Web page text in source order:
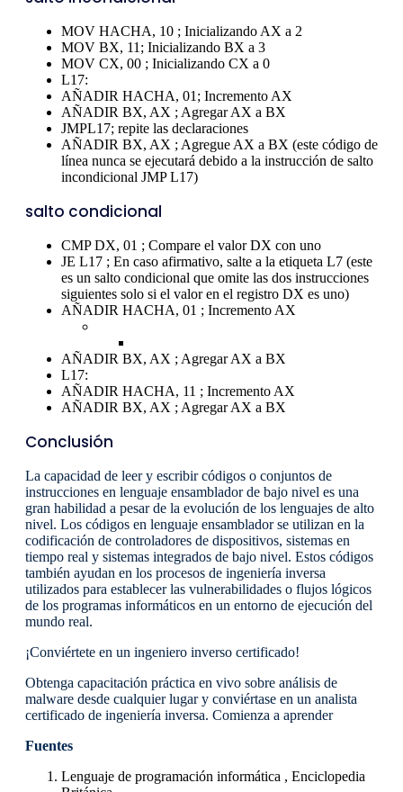
MOV HACHA, 10 ; Inicializando AX a 2
MOV BX, 11; Inicializando BX a 3
MOV CX, 00 ; Inicializando CX a 0
L17:
AÑADIR HACHA, 01; Incremento AX
AÑADIR BX, AX ; Agregar AX a BX
JMPL17; repite las declaraciones
AÑADIR BX, AX ; Agregue AX a BX (este código de
línea nunca se ejecutará debido a la instrucción de salto
incondicional JMP L17)
salto condicional
CMP DX, 01 ; Compare el valor DX con uno
JE L17 ; En caso afirmativo, salte a la etiqueta L7 (este
es un salto condicional que omite las dos instrucciones
siguientes solo si el valor en el registro DX es uno)
AÑADIR HACHA, 01 ; Incremento AX
AÑADIR BX, AX ; Agregar AX a BX
L17:
AÑADIR HACHA, 11 ; Incremento AX
AÑADIR BX, AX ; Agregar AX a BX
Conclusión
La capacidad de leer y escribir códigos o conjuntos de
instrucciones en lenguaje ensamblador de bajo nivel es una
gran habilidad a pesar de la evolución de los lenguajes de alto
nivel. Los códigos en lenguaje ensamblador se utilizan en la
codificación de controladores de dispositivos, sistemas en
tiempo real y sistemas integrados de bajo nivel. Estos códigos
también ayudan en los procesos de ingeniería inversa
utilizados para establecer las vulnerabilidades o flujos lógicos
de los programas informáticos en un entorno de ejecución del
mundo real.
¡Conviértete en un ingeniero inverso certificado!
Obtenga capacitación práctica en vivo sobre análisis de
malware desde cualquier lugar y conviértase en un analista
certificado de ingeniería inversa. Comienza a aprender
Fuentes
Lenguaje de programación informática , Enciclopedia